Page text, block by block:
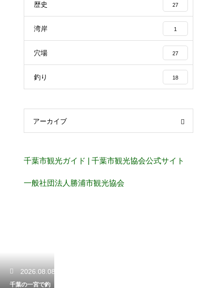
歴史 27
湾岸 1
穴場 27
釣り 18
アーカイブ
千葉市観光ガイド | 千葉市観光協会公式サイト
一般社団法人勝浦市観光協会
2026.08.08
千葉の一宮で釣